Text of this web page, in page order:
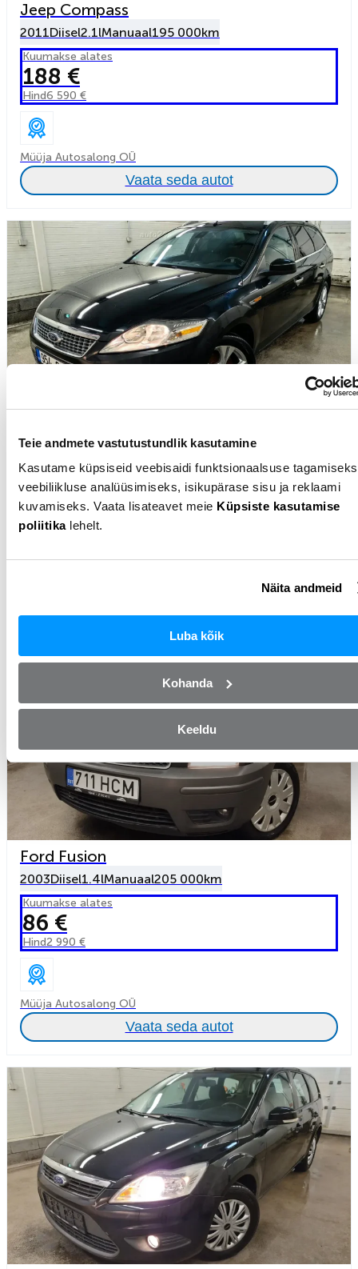
Teie andmete vastutustundlik kasutamine
Kasutame küpsiseid veebisaidi funktsionaalsuse
veebiliikluse analüüsimiseks, isikupärase sisu ja reklaami
kuvamiseks. Vaata lisateavet meie Küpsiste kasutamise
poliitikalehelt.
Näita andmeid
Luba kõik
Kohanda
Keeldu
Jeep Compass
2011Diisel2.1lManuaal195 000km
Kuumakse alates
188 €
Hind6 590 €
Müüja Autosalong OÜ
Vaata seda autot
Kuumakse alates
128 €
Hind4 490 €
Ford Fusion
2003Diisel1.4lManuaal205 000km
Kuumakse alates
86 €
Hind2 990 €
Müüja Autosalong OÜ
Vaata seda autot